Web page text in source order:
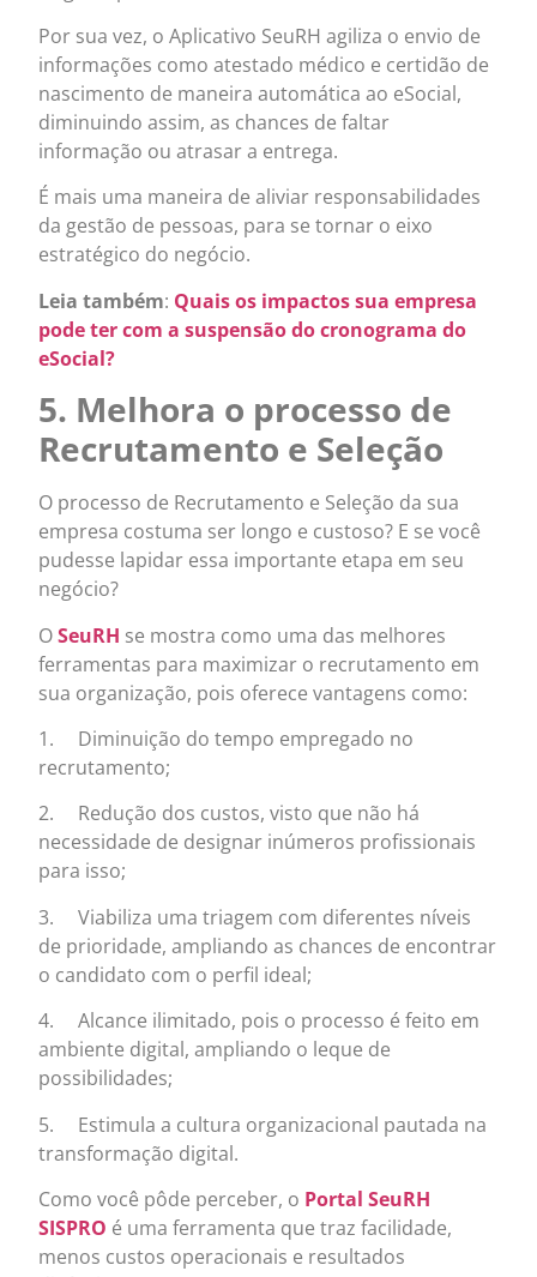
Por sua vez, o Aplicativo SeuRH agiliza o envio de
informações como atestado médico e certidão de
nascimento de maneira automática ao eSocial,
diminuindo assim, as chances de faltar
informação ou atrasar a entrega.
É mais uma maneira de aliviar responsabilidades
da gestão de pessoas, para se tornar o eixo
estratégico do negócio.
Leia também: Quais os impactos sua empresa
pode ter com a suspensão do cronograma do
eSocial?
5. Melhora o processo de
Recrutamento e Seleção
O processo de Recrutamento e Seleção da sua
empresa costuma ser longo e custoso? E se você
pudesse lapidar essa importante etapa em seu
negócio?
OSeuRH se mostra como uma das melhores
ferramentas para maximizar o recrutamento em
sua organização, pois oferece vantagens como:
1. Diminuição do tempo empregado no
recrutamento;
2. Redução dos custos, visto que não há
necessidade de designar inúmeros profissionais
para isso;
3. Viabiliza uma triagem com diferentes níveis
de prioridade, ampliando as chances de encontrar
o candidato com o perfil ideal;
4. Alcance ilimitado, pois o processo é feito em
ambiente digital, ampliando o leque de
possibilidades;
5. Estimula a cultura organizacional pautada na
transformação digital.
Como você pôde perceber, o Portal SeuRH
SISPRO é uma ferramenta que traz facilidade,
menos custos operacionais e resultados